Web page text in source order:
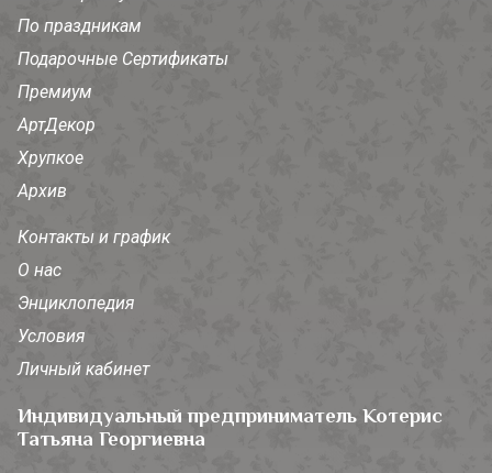
По праздникам
Подарочные Сертификаты
Премиум
АртДекор
Хрупкое
Архив
Контакты и график
О нас
Энциклопедия
Условия
Личный кабинет
Индивидуальный предприниматель Котерис
Татьяна Георгиевна